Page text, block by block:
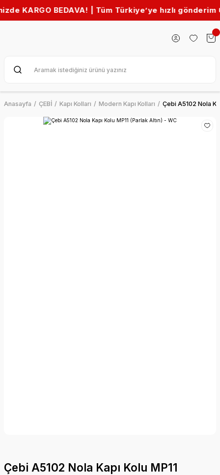
| Tüm Türkiye’ye hızlı gönderim 🚚
Anasayfa ÇEBİ Kapı Kolları Modern Kapı Kolları Çebi A5102 Nola
Çebi A5102 Nola Kapı Kolu MP11